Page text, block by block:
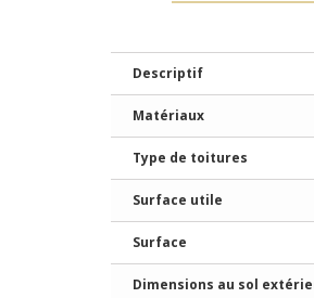
Descriptif
Matériaux
Type de toitures
Surface utile
Surface
Dimensions au sol